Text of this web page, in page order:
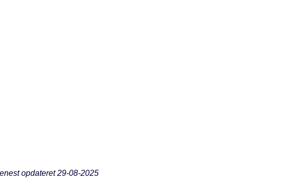
opdateret29-08-2025